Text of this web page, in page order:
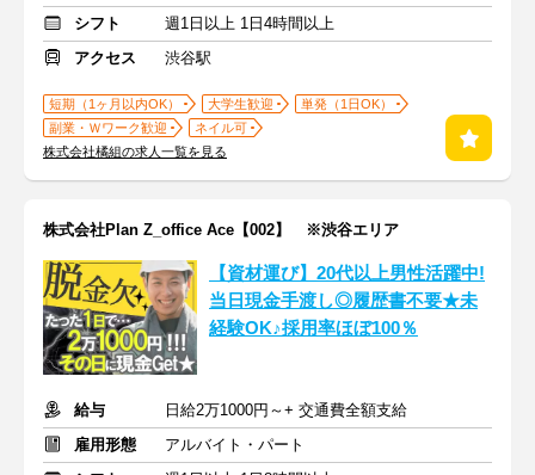
シフト
週1日以上 1日4時間以上
アクセス
渋谷駅
短期（1ヶ月以内OK） 大学生歓迎
単発（1日OK）
副業・Ｗワーク歓迎
ネイル可
株式会社橘組の求人一覧を見る
株式会社Plan Z_office Ace【002】 ※渋谷エリア
【資材運び】20代以上男性活躍中!
当日現金手渡し◎履歴書不要★未
経験OK♪採用率ほぼ100％
給与
日給2万1000円～+ 交通費全額支給
雇用形態
アルバイト・パート